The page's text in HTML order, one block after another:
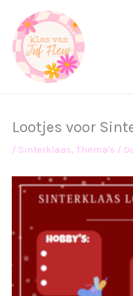
naar
inhoud
Lootjes voor
/ Sinterklaas, Thema's /